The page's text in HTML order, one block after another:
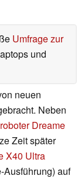
Umfrage zur
und
neuen
Neben
Dreame
Zeit später
X40 Ultra
Ausführung) auf